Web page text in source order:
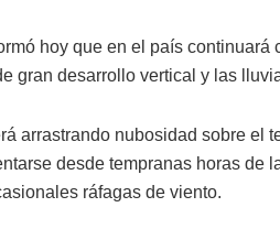
hoy que en el país continuará
gran desarrollo vertical y las
arrastrando nubosidad sobre el
desde tempranas horas de
ráfagas de viento.